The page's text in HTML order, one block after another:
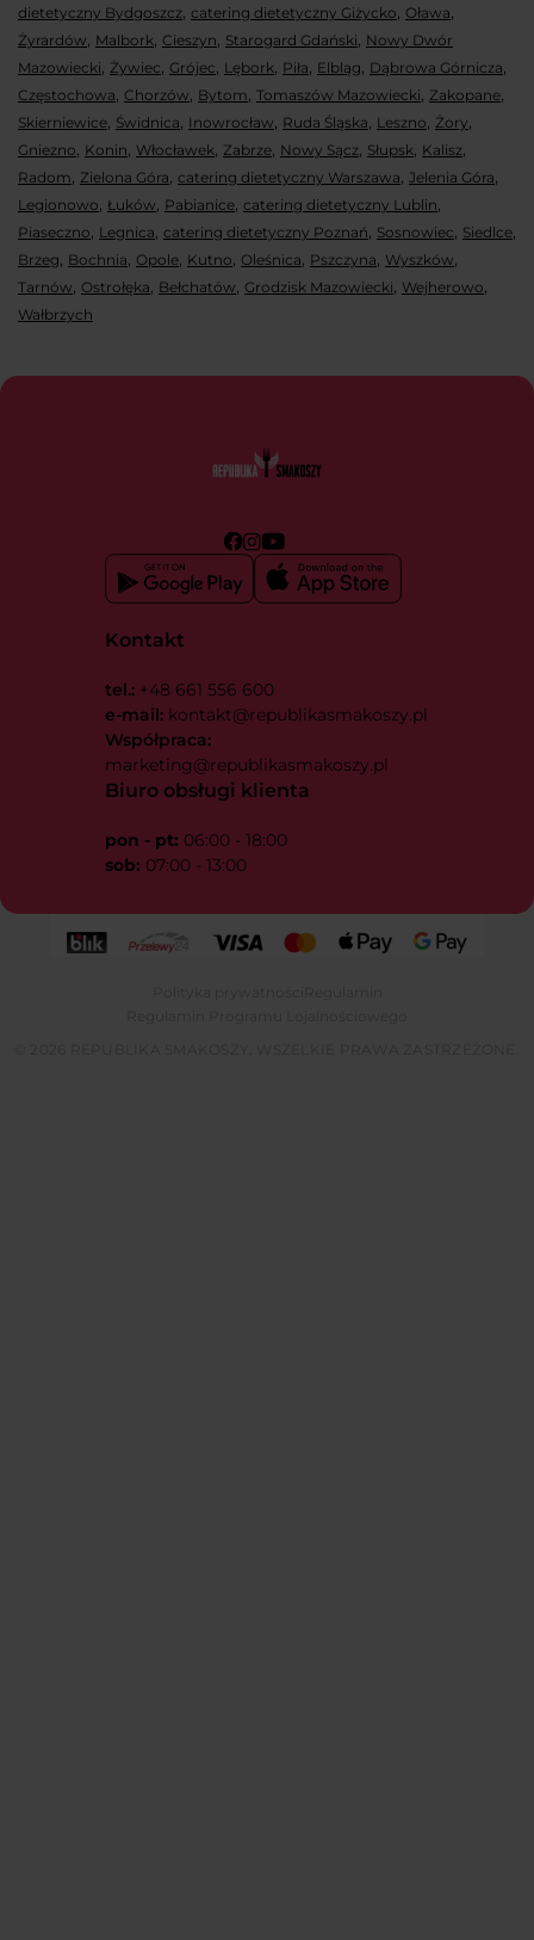
dietetyczny Bydgoszcz, catering dietetyczny Giżycko, Oława,
Żyrardów, Malbork, Cieszyn, Starogard Gdański, Nowy Dwór
Mazowiecki, Żywiec, Grójec, Lębork, Piła, Elbląg, Dąbrowa Górnicza,
Częstochowa, Chorzów, Bytom, Tomaszów Mazowiecki, Zakopane,
Skierniewice, Świdnica, Inowrocław, Ruda Śląska, Leszno, Żory,
Gniezno, Konin, Włocławek, Zabrze, Nowy Sącz, Słupsk, Kalisz,
Radom, Zielona Góra, catering dietetyczny Warszawa, Jelenia Góra,
Legionowo, Łuków, Pabianice, catering dietetyczny Lublin,
Piaseczno, Legnica, catering dietetyczny Poznań, Sosnowiec, Siedlce,
Brzeg, Bochnia, Opole, Kutno, Oleśnica, Pszczyna, Wyszków,
Tarnów, Ostrołęka, Bełchatów, Grodzisk Mazowiecki, Wejherowo,
Wałbrzych
Kontakt
tel.: +48 661 556 600
e-mail: kontakt@republikasmakoszy.pl
Współpraca:
marketing@republikasmakoszy.pl
Biuro obsługi klienta
pon - pt: 06:00 - 18:00
sob: 07:00 - 13:00